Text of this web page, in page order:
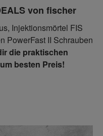
von fischer
Injektionsmörtel FIS
PowerFast II Schrauben
die praktischen
besten Preis!